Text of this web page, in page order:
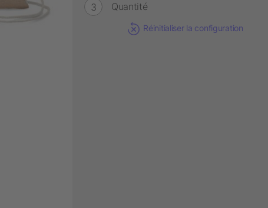
Quantité
Réinitialiser la configuration